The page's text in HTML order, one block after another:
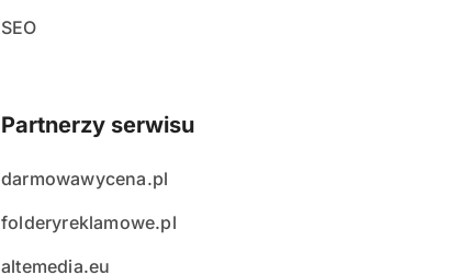
SEO
Partnerzy serwisu
darmowawycena.pl
folderyreklamowe.pl
altemedia.eu